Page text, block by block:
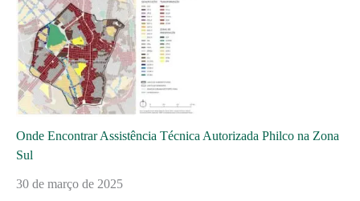
Onde Encontrar Assistência Técnica Autorizada Philco na Zona
Sul
30 de março de 2025